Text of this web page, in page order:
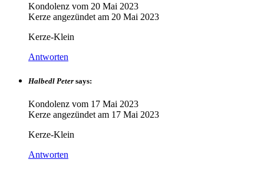
Kondolenz vom 20 Mai 2023
Kerze angezündet am 20 Mai 2023
Kerze-Klein
Antworten
Halbedl Peter says:
Kondolenz vom 17 Mai 2023
Kerze angezündet am 17 Mai 2023
Kerze-Klein
Antworten